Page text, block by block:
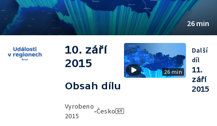
26 min
10. září
2015
Obsah dílu
Vyrobeno
2015
•Česko
26 min
Další
díl
11.
září
2015